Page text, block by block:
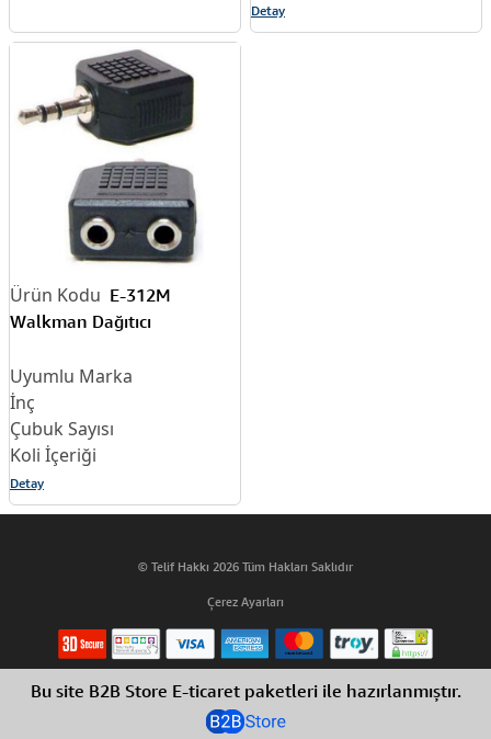
Detay
E-312M
Walkman Dağıtıcı
Detay
© Telif Hakkı 2026 Tüm Hakları Saklıdır
Çerez Ayarları
Bu site B2B Store E-ticaret paketleri ile hazırlanmıştır.